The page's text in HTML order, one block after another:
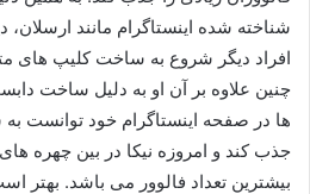
شناخته شده اینستاگرام مانند ارسلان،
افراد دیگر شروع به ساخت کلیپ های
چنین علاوه بر آن او به دلیل ساخت
ها در صفحه اینستاگرام خود توانست
جذب کند و امروزه نیکا در بین چهره
بیشترین تعداد فالوور می باشد. بهتر